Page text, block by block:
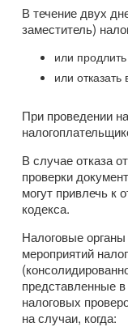
В течение двух
заместитель)
или
или
При проведении
В случае отказа
проверки
могут привлечь к
кодекса.
Налоговые
мероприятий
представленные
налоговых
на случаи, когда: